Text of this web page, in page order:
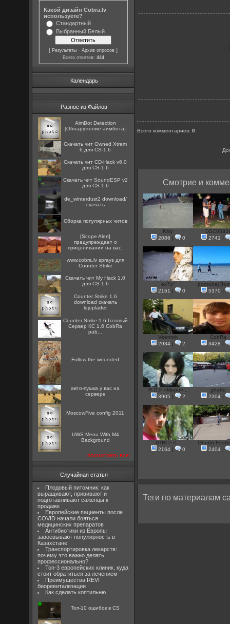
Какой дизайн Cobra.lv
используете?
Стандартный
Выбранный Белый
[Результаты ·Архив опросов ]
Всего ответов: 444
Календарь
Разное из Файлов
AimBot Detection
[Обнаружение аимбота]
Скачать чит Owned Xtrem
6 для CS-1.6
Скачать чит CD-Hack v6.0
для CS-1.6
Скачать чит SoundESP v2
для CS 1.6
de_winterdust2 download/
скачать
Сборка популярных читов
[Scope Alert]
предупреждает о
прицеливании на вас.
www.cobra.lv sprays для
Counter Strike
Скачать чит My Hack 1.0
для CS 1.6
Counter Strike 1.6
download скачать
lejupladet
Counter Strike 1.6 Готовый
Сервер КС 1.6 CobRa
pub...
Follow the wounded
авто-пушка у вас на
сервере
MoscowFive config 2011
UWS Menu With M4
Background
посмотреть все
Случайная статья
Плодовый питомник: как
выращивают, прививают и
подготавливают саженцы к
продаже
Европейские пациенты после
COVID начали бояться
медицинских препаратов
Антибиотики из Европы
завоевывают популярность в
Казахстане
Транспортировка лекарств:
почему это важно делать
профессионально?
Топ-3 европейских клиник, куда
стоит обратиться за лечением
Преимущества REVI
биоревитализации
Как сделать коптильню
Топ-10 ошибок в CS
Всего комментариев:0
Смотрие и
Kitty
2086
0
2741
ex7o*
2161
0
podrubaj
5370
Veenrok
2934| 2
CobRa
3428
R.G.P.<Mepu>...
3905
2
ghetto
2304|
Gl'Hf > <...
2164| 0
Ghetto
2404|
Теги по материалам